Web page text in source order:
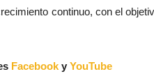
continuo, con el
Facebook y YouTube